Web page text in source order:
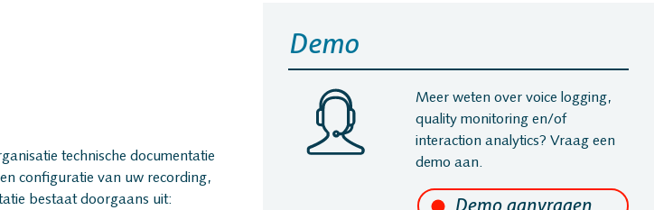
Oplossingen
Voice logging
technische documentatie
configuratie van uw recording,
bestaat doorgaans uit:
Demo
Meer weten over voice logging,
quality monitoring en/of
interaction analytics? Vraag een
demo aan.